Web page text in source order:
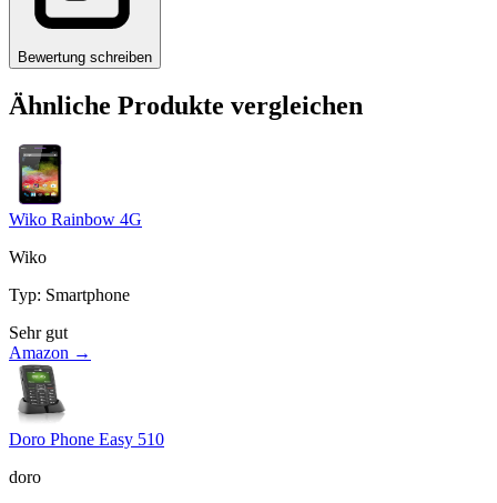
Bewertung schreiben
Ähnliche Produkte vergleichen
Wiko Rainbow 4G
Wiko
Typ: Smartphone
Sehr gut
Amazon →
Doro Phone Easy 510
doro